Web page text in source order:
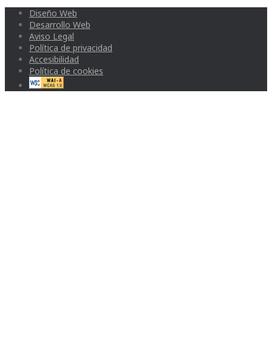
Diseño Web
Desarrollo Web
Aviso Legal
Política de privacidad
Accesibilidad
Política de cookies